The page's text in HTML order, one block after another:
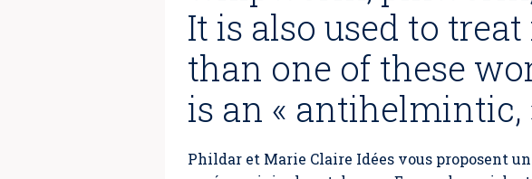
It is also used to
than one of these
is an «
Phildar et Marie Claire Idées vous proposent